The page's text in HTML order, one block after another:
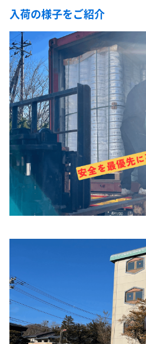
入荷の様子をご紹介